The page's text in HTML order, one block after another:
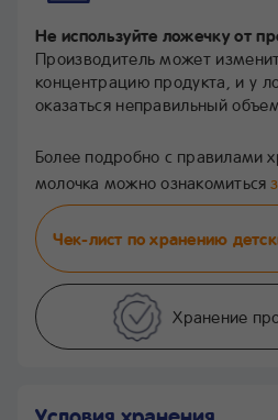
Не используйте ложечку от
Производитель может
концентрацию продукта, и у
оказаться неправильный
Более подробно с правилами
молочка можно ознакомиться
Чек-лист по хранению
Хранение